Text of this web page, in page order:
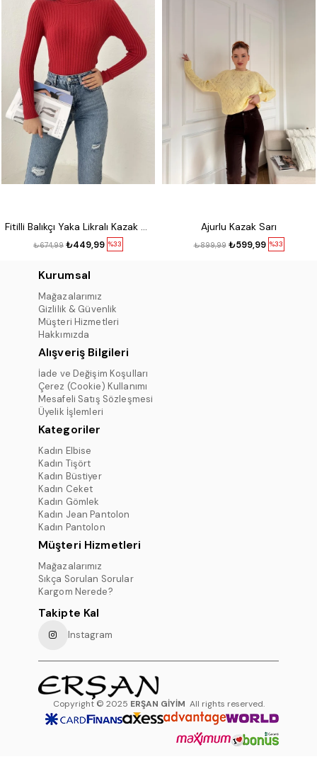
Fitilli Balıkçı Yaka Likralı Kazak Kırmızı
%33
₺449,99
₺674,99
Ajurlu Kazak Sarı
%33
₺599,99
₺899,99
Kurumsal
Mağazalarımız
Gizlilik & Güvenlik
Müşteri Hizmetleri
Hakkımızda
Alışveriş Bilgileri
İade ve Değişim Koşulları
Çerez (Cookie) Kullanımı
Mesafeli Satış Sözleşmesi
Üyelik İşlemleri
Kategoriler
Kadın Elbise
Kadın Tişört
Kadın Büstiyer
Kadın Ceket
Kadın Gömlek
Kadın Jean Pantolon
Kadın Pantolon
Müşteri Hizmetleri
Mağazalarımız
Sıkça Sorulan Sorular
Kargom Nerede?
Takipte Kal
Instagram
Copyright © 2025 ERŞAN GİYİM All rights reserved.